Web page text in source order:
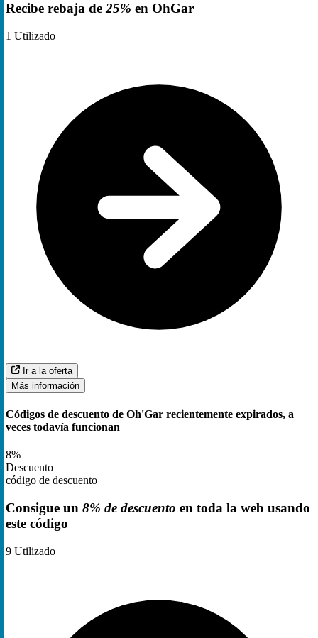
Recibe rebaja de 25% en OhGar
1 Utilizado
Ir a la oferta
Más información
Códigos de descuento de Oh'Gar recientemente expirados, a
veces todavía funcionan
8%
Descuento
código de descuento
Consigue un 8% de descuento en toda la web usando
este código
9 Utilizado